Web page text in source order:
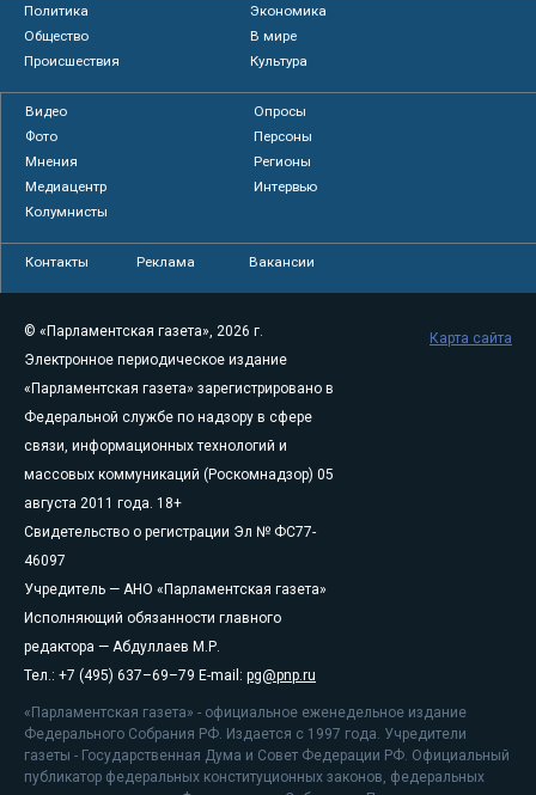
Политика
Экономика
Общество
В мире
Происшествия
Культура
Видео
Опросы
Фото
Персоны
Мнения
Регионы
Медиацентр
Интервью
Колумнисты
Контакты Реклама Вакансии
© «Парламентская газета», 2026 г.
Электронное периодическое издание
«Парламентская газета» зарегистрировано в
Федеральной службе по надзору в сфере
связи, информационных технологий и
массовых коммуникаций (Роскомнадзор) 05
августа 2011 года. 18+
Свидетельство о регистрации Эл № ФС77-
46097
Учредитель — АНО «Парламентская газета»
Исполняющий обязанности главного
редактора — Абдуллаев М.Р.
Тел.: +7 (495) 637–69–79 E-mail: pg@pnp.ru
«Парламентская газета» - официальное еженедельное издание
Федерального Собрания РФ. Издается с 1997 года. Учредители
газеты - Государственная Дума и Совет Федерации РФ. Официальный
публикатор федеральных конституционных законов, федеральных
Карта сайта